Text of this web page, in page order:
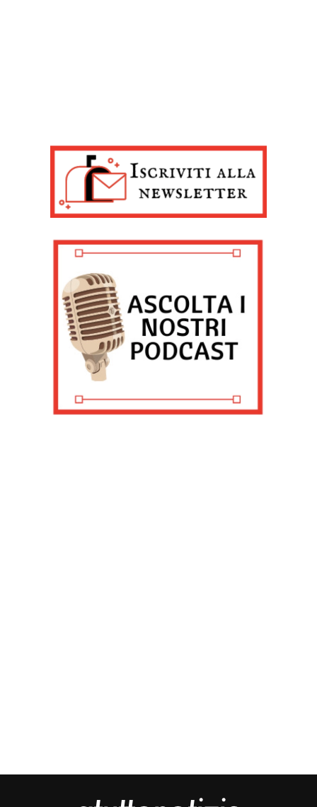
momento dalla Dichiarazione sui cookie. Utilizziamo i
cookie tecnici e, previo consenso, anche cookie di
profilazione o altri strumenti di tracciamento, anche di
terze parti, per personalizzare contenuti ed annunci, per
nostro traffico, come meglio indicato nellaCookie Policy
. Chiudendo questo banner tramite l’apposito comando
“X” continuerai la navigazione del sito in assenza di
cookie o altri strumenti di tracciamento diversi da quelli